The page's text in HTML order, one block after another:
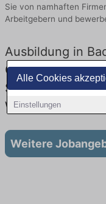
Alle Cookies
Einstellungen
Sie von namhaften
Arbeitgebern und
Ausbildung in
Stellenangebote
Wildbad
Weitere